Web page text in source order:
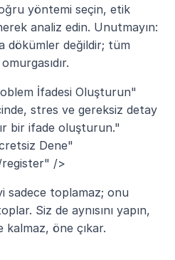
yöntemi seçin, etik
analiz edin. Unutmayın:
dökümler değildir; tüm
İfadesi Oluşturun"
stres ve gereksiz detay
bir ifade oluşturun."
Dene"
/>
sadece toplamaz; onu
Siz de aynısını yapın,
kalmaz, öne çıkar.